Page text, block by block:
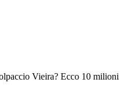
Vieira? Ecco 10 milioni